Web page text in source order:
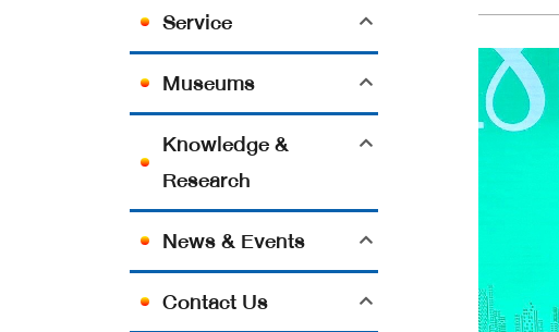
Service
Museums
Knowledge &
Research
News & Events
Contact Us